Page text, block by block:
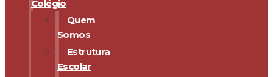
Colégio
Quem
Somos
Estrutura
Escolar